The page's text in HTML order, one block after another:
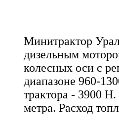
Минитрактор
дизельным
колесных оси с
диапазоне 960-
трактора - 3900
метра. Расход